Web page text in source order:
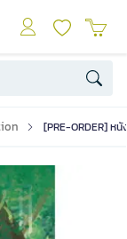
[PRE-ORDER] ห